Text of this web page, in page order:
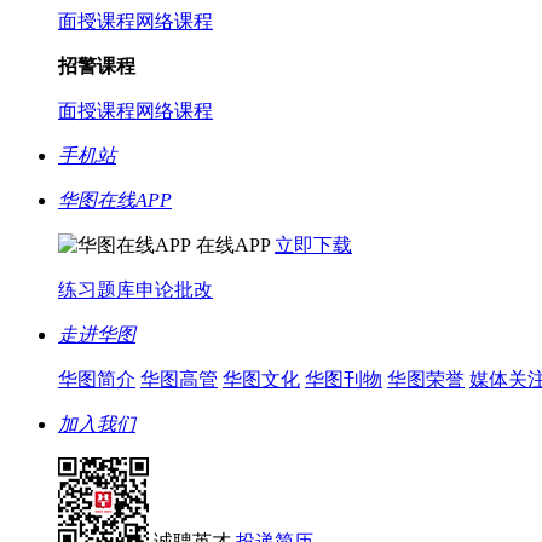
面授课程网络课程
招警课程
面授课程网络课程
手机站
华图在线APP
在线APP 立即下载
练习题库申论批改
走进华图
华图简介 华图高管 华图文化 华图刊物 华图荣誉 媒体关
加入我们